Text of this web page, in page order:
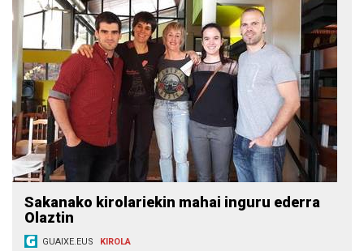
Sakanako kirolariekin mahai inguru ederra
Olaztin
GUAIXE.EUS KIROLA